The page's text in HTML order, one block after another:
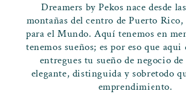
Dreamers by Pekos nace desde
montañas del centro de Puerto Rico,
para el Mundo. Aquí tenemos en
tenemos sueños; es por eso que aqui
entregues tu sueño de negocio
elegante, distinguida y sobretodo
emprendimiento.